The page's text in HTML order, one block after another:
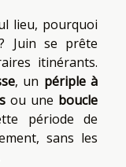
lieu, pourquoi
Juin se prête
itinérants.
, un périple à
ou une boucle
période de
sans les